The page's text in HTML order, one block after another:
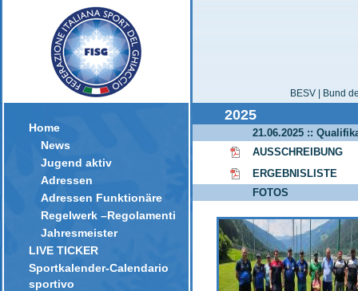
Home
News
Jugend aktiv
Adressen
Adressen Funktionäre
Regelwerk –Regolamenti
Jahresmeister
LIVE TICKER
Sportkalender-Calendario
sportivo
BESV | Bund
2025
21.06.2025 ::
AUSSCHREIBUNG
ERGEBNISLISTE
FOTOS